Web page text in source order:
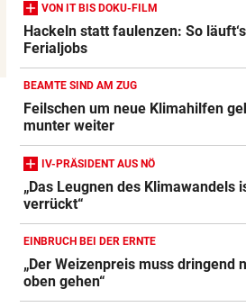
Sturm Graz bei Fenerbahce
Istanbul ohne Chance
VON IT BIS DOKU-FILM
Hackeln statt faulenzen: So
Ferialjobs
BEAMTE SIND AM ZUG
Feilschen um neue Klimahilfen
munter weiter
IV-PRÄSIDENT AUS NÖ
„Das Leugnen des Klimawandels
verrückt“
EINBRUCH BEI DER ERNTE
„Der Weizenpreis muss dringend
oben gehen“